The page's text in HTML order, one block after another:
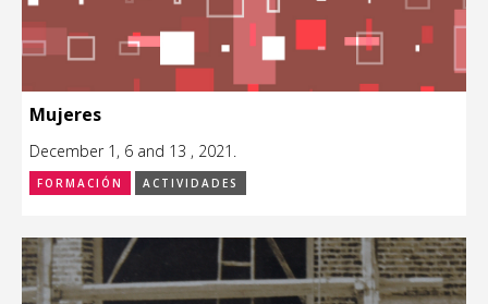
Mujeres
December 1, 6 and 13 , 2021.
FORMACIÓN ACTIVIDADES